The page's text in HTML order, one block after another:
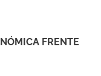
FRENTE